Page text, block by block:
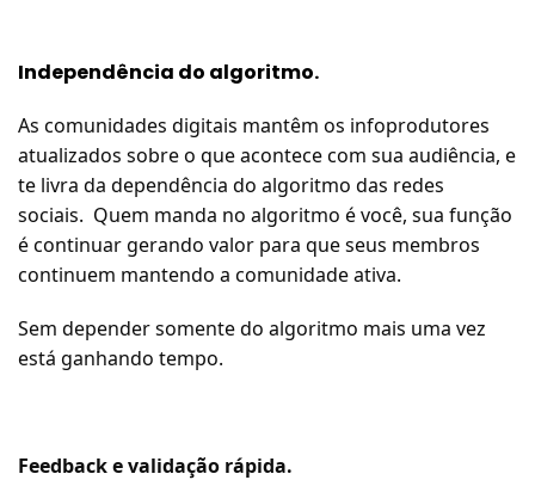
Independência do algoritmo.
As comunidades digitais mantêm os infoprodutores
atualizados sobre o que acontece com sua audiência, e
te livra da dependência do algoritmo das redes
sociais. Quem manda no algoritmo é você, sua função
é continuar gerando valor para que seus membros
continuem mantendo a comunidade ativa.
Sem depender somente do algoritmo mais uma vez
está ganhando tempo.
Feedback e validação rápida.